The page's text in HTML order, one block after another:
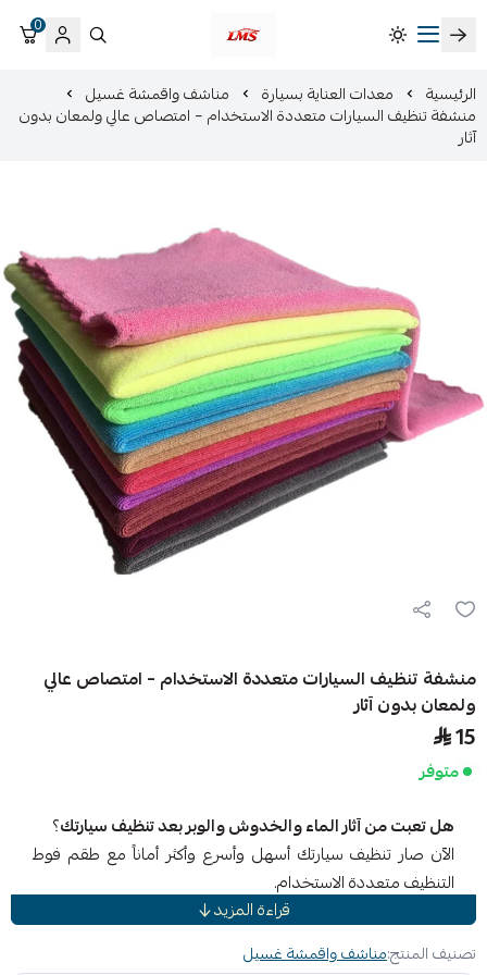
متجر لمسات الشرقية لزينة سيارات LMS
0
الرئيسية معدات العناية بسيارة مناشف واقمشة غسيل
منشفة تنظيف السيارات متعددة الاستخدام – امتصاص عالي ولمعان بدون
آثار
منشفة تنظيف السيارات متعددة الاستخدام – امتصاص عالي
ولمعان بدون آثار
15
متوفر
هل تعبت من آثار الماء والخدوش والوبر بعد تنظيف سيارتك؟
الآن صار تنظيف سيارتك أسهل وأسرع وأكثر أماناً مع طقم فوط
التنظيف متعددة الاستخدام.
تم تصميم هذه الفوط لتمنحك تنظيفاً عميقاً ولمعاناً واضحاً
للتو من المغسلة… لكن بجهد أقل ووقت أسرع.
قراءة المزيد
تصنيف المنتج:مناشف واقمشة غسيل